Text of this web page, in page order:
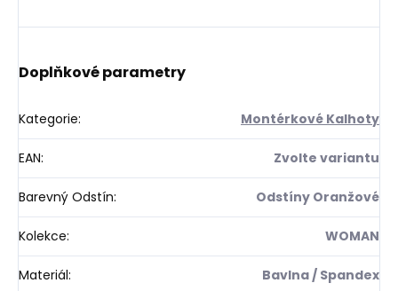
Doplňkové parametry
Kategorie: Montérkové Kalhoty
EAN: Zvolte variantu
Barevný Odstín: Odstíny Oranžové
Kolekce: WOMAN
Materiál: Bavlna / Spandex